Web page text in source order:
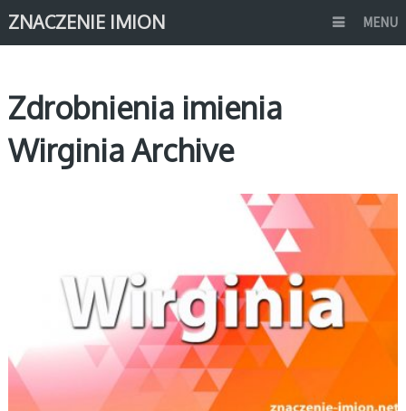
ZNACZENIE IMION MENU
Zdrobnienia imienia
Wirginia Archive